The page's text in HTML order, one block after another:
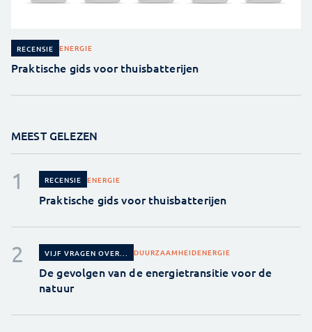
RECENSIE ENERGIE
Praktische gids voor thuisbatterijen
MEEST GELEZEN
RECENSIE ENERGIE
Praktische gids voor thuisbatterijen
VIJF VRAGEN OVER... DUURZAAMHEIDENERGIE
De gevolgen van de energietransitie voor de
natuur